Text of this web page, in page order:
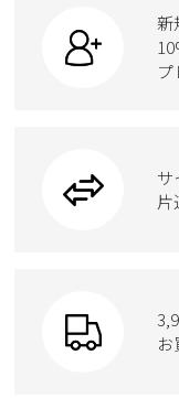
カジュアルシ
ワークシューズ
ウェア
moz
ローファー
ブーツ
Parade
スクール
new balance
ボディバッグ
ハンドバッグ
トートバッグ
ケア用品
新
プ
サ
片